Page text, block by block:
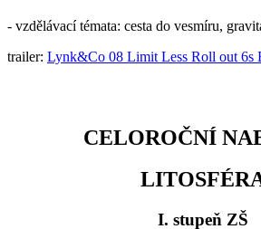
- vzdělávací témata: cesta do vesmíru,
trailer: Lynk&Co 08 Limit Less Roll out 6s
CELOROČNÍ
I. stupeň ZŠ